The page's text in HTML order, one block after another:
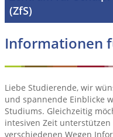
(ZfS)
Informationen
Liebe Studierende, wir
und spannende Einblicke
Studiums. Gleichzeitig
intesiven Zeit
verschiedenen Wegen